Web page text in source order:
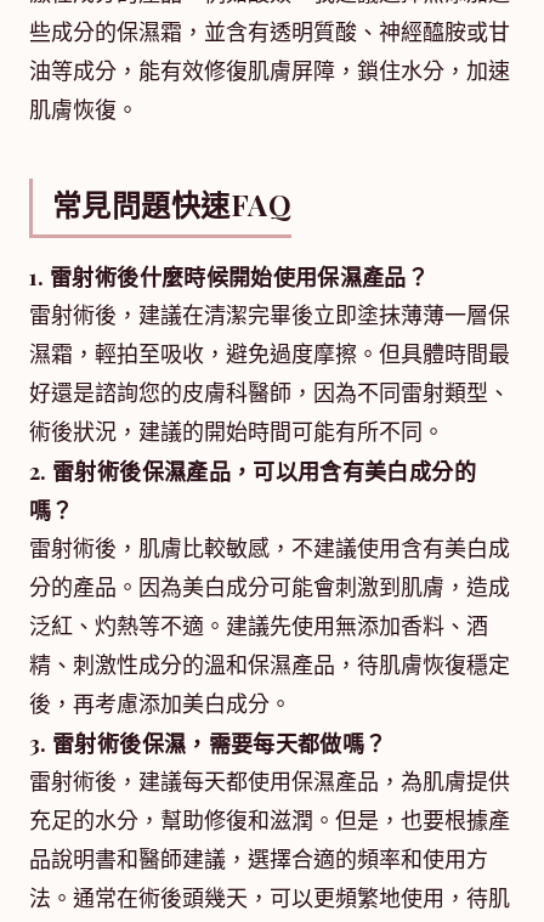
些成分的保濕霜，並含有透明質酸、神經醯胺或甘
油等成分，能有效修復肌膚屏障，鎖住水分，加速
肌膚恢復。
常見問題快速FAQ
1. 雷射術後什麼時候開始使用保濕產品？
雷射術後，建議在清潔完畢後立即塗抹薄薄一層保
濕霜，輕拍至吸收，避免過度摩擦。但具體時間最
好還是諮詢您的皮膚科醫師，因為不同雷射類型、
術後狀況，建議的開始時間可能有所不同。
2. 雷射術後保濕產品，可以用含有美白成分的
嗎？
雷射術後，肌膚比較敏感，不建議使用含有美白成
分的產品。因為美白成分可能會刺激到肌膚，造成
泛紅、灼熱等不適。建議先使用無添加香料、酒
精、刺激性成分的溫和保濕產品，待肌膚恢復穩定
後，再考慮添加美白成分。
3. 雷射術後保濕，需要每天都做嗎？
雷射術後，建議每天都使用保濕產品，為肌膚提供
充足的水分，幫助修復和滋潤。但是，也要根據產
品說明書和醫師建議，選擇合適的頻率和使用方
法。通常在術後頭幾天，可以更頻繁地使用，待肌